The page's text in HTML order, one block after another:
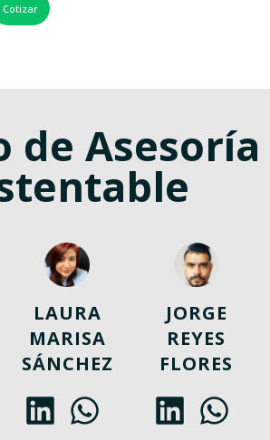
Cotizar
de Asesoría
LAURA
MARISA
SÁNCHEZ
JORGE
REYES
FLORES